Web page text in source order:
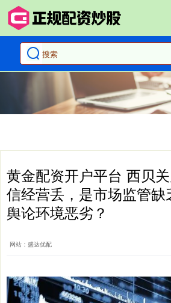
黄金配资开户平台 西贝
信经营丢，是市场监管缺
舆论环境恶劣？
网站：盛达优配